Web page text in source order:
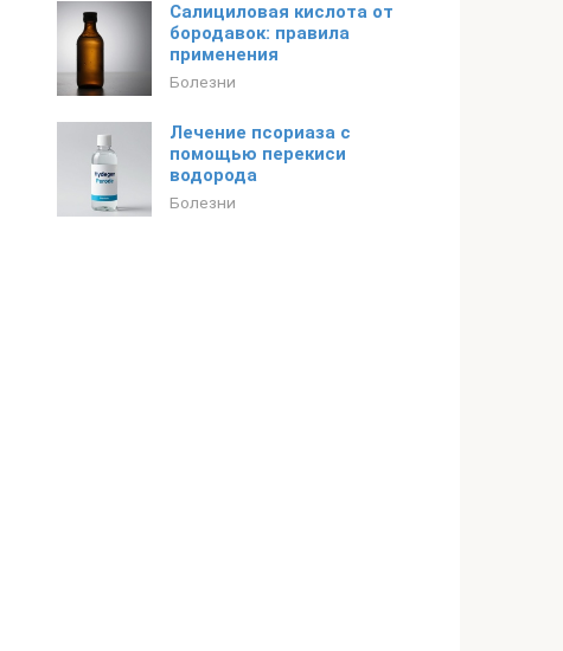
Салициловая кислота от
бородавок: правила
применения
Болезни
Лечение псориаза с
помощью перекиси
водорода
Болезни